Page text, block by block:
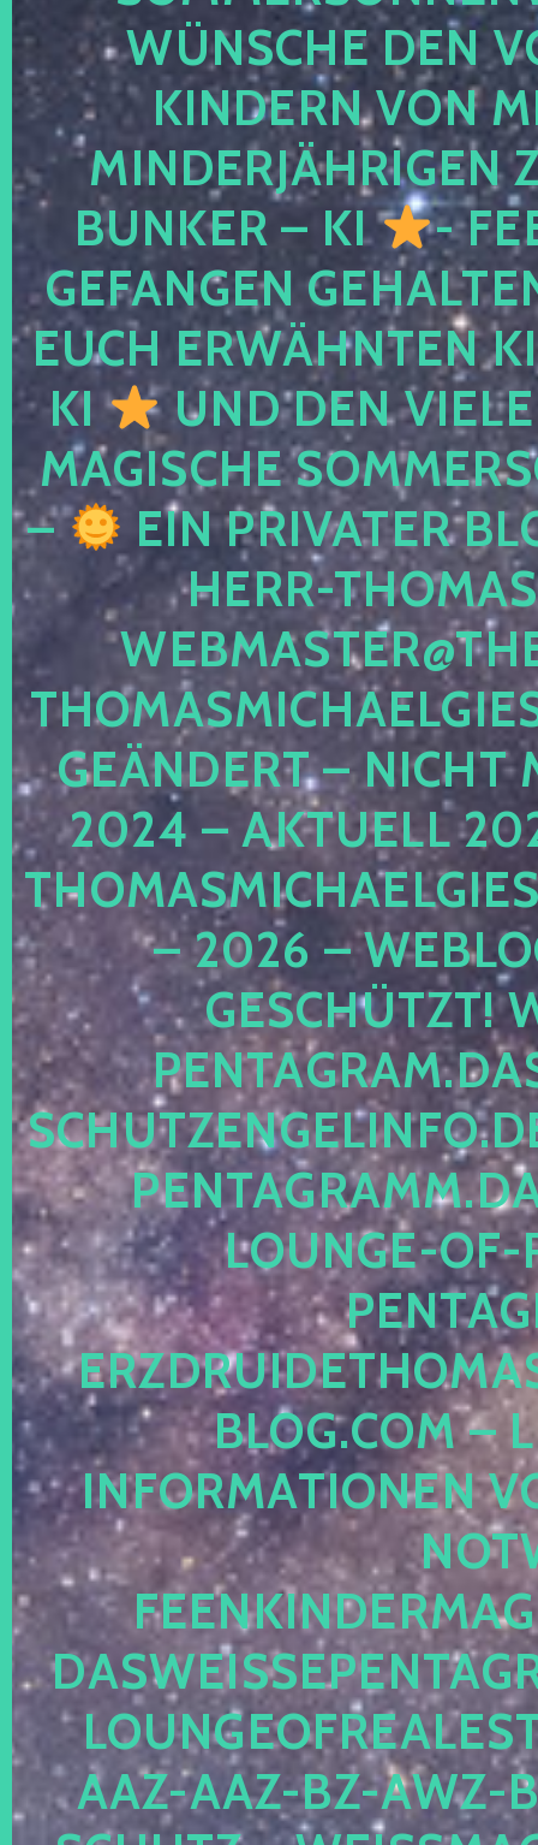
WÜNSCHE DEN
KINDERN VON
MINDERJÄHRIGEN
BUNKER – KI
-
GEFANGEN
EUCH ERWÄHNTEN
KI
UND DEN
MAGISCHE
–
EIN PRIVATER
HERR-
GEÄNDERT – NICHT
2024 – AKTUELL
– 2026 –
ESCHÜTZT!
OUNGE-OF-
LOG.COM –
NFORMATIONEN
AZ-AAZ-BZ-AWZ-